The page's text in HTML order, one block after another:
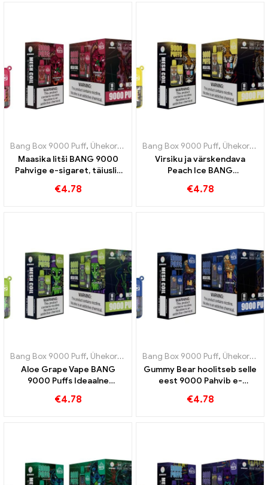
Bang Box 9000 Puff, Ühekordsed e-sigaretid Rootsi ,Ühekordsed
Maasika litši BANG 9000
Pahvige e-sigaret, täiuslik
litši troopilisest värskusest
€4.78
Bang Box 9000 Puff, Ühekordsed e-sigaretid Rootsi
Virsiku ja värskendava
Peach Ice BANG
ühekordselt kasutatavaid
€4.78
Bang Box 9000 Puff, Ühekordsed e-sigaretid Rootsi ,Ühekordsed
Aloe Grape Vape BANG
9000 Puffs Ideaalne
ja viinamarjadest
€4.78
Bang Box 9000 Puff, Ühekordsed e-sigaretid Rootsi
Gummy Bear hoolitseb selle
eest 9000 Pahvib e-
mänguliseks vape-
€4.78